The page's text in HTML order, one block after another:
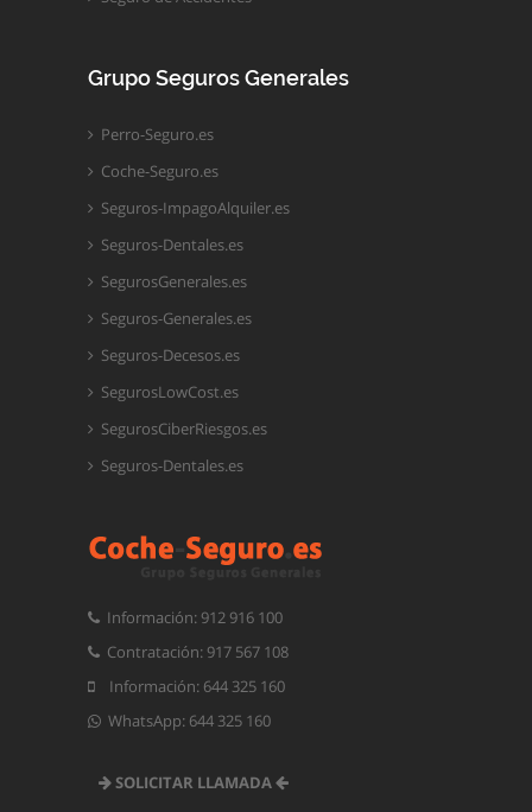
Grupo Seguros Generales
Perro-Seguro.es
Coche-Seguro.es
Seguros-ImpagoAlquiler.es
Seguros-Dentales.es
SegurosGenerales.es
Seguros-Generales.es
Seguros-Decesos.es
SegurosLowCost.es
SegurosCiberRiesgos.es
Seguros-Dentales.es
Información: 912 916 100
Contratación: 917 567 108
Información: 644 325 160
WhatsApp: 644 325 160
SOLICITAR LLAMADA